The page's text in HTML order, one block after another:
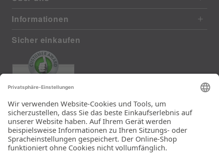
Informationen
Sicher einkaufen
385 reviews from real customers
(last 12 months)
Total: 11283
Die Auswahl und die
Einfachheit der
Bestellung.